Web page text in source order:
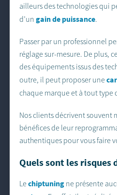
ailleurs des technologies qui
d’un gain de puissance.
Passer par un professionnel
réglage sur-mesure. De plus,
des équipements issus des
outre, il peut proposer une
chaque marque et à tout type
Nos clients décrivent souvent
bénéfices de leur
authentiques pour vous faire
Quels sont les risques
Le chiptuning ne présente